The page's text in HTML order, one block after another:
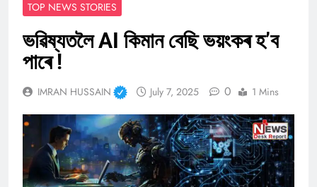
TOP NEWS STORIES
ভৱিষ্যতলৈ AI কিমান বেছি ভয়ংকৰ হ’ব
পাৰে !
IMRAN HUSSAIN July 7, 2025 0 1 Mins